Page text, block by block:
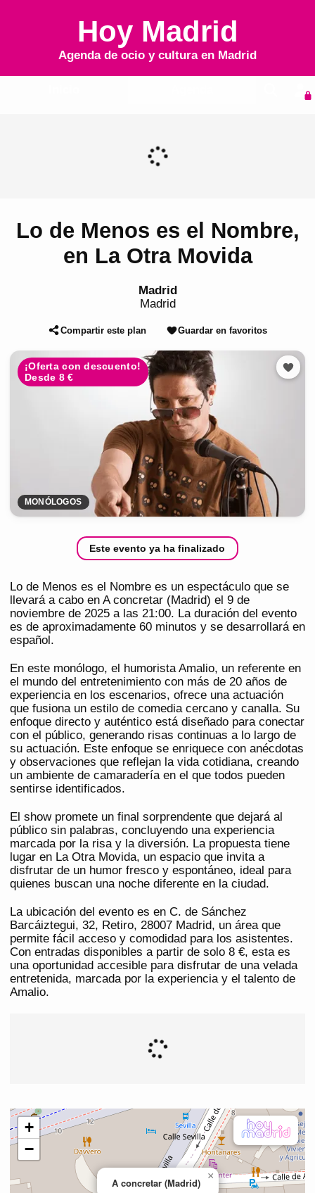
Hoy Madrid
Agenda de ocio y cultura en Madrid
Lo de Menos es el Nombre,
en La Otra Movida
Madrid
Madrid
Compartir este plan Guardar en favoritos
¡Oferta con descuento!
Desde 8 €
MONÓLOGOS
Este evento ya ha finalizado
Lo de Menos es el Nombre es un espectáculo que se
llevará a cabo en A concretar (Madrid) el 9 de
noviembre de 2025 a las 21:00. La duración del evento
es de aproximadamente 60 minutos y se desarrollará en
español.
En este monólogo, el humorista Amalio, un referente en
el mundo del entretenimiento con más de 20 años de
experiencia en los escenarios, ofrece una actuación
que fusiona un estilo de comedia cercano y canalla. Su
enfoque directo y auténtico está diseñado para conectar
con el público, generando risas continuas a lo largo de
su actuación. Este enfoque se enriquece con anécdotas
y observaciones que reflejan la vida cotidiana, creando
un ambiente de camaradería en el que todos pueden
sentirse identificados.
El show promete un final sorprendente que dejará al
público sin palabras, concluyendo una experiencia
marcada por la risa y la diversión. La propuesta tiene
lugar en La Otra Movida, un espacio que invita a
disfrutar de un humor fresco y espontáneo, ideal para
quienes buscan una noche diferente en la ciudad.
La ubicación del evento es en C. de Sánchez
Barcáiztegui, 32, Retiro, 28007 Madrid, un área que
permite fácil acceso y comodidad para los asistentes.
Con entradas disponibles a partir de solo 8 €, esta es
una oportunidad accesible para disfrutar de una velada
entretenida, marcada por la experiencia y el talento de
Amalio.